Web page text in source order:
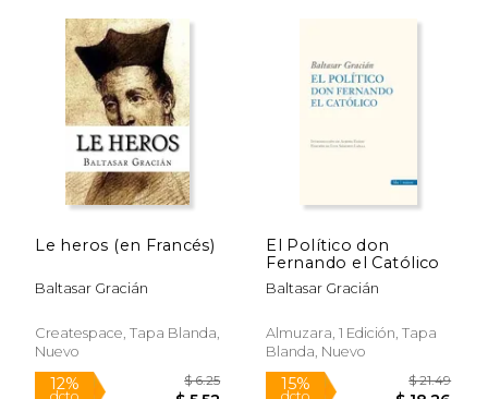
15%
dcto. dcto.
Le heros (en Francés)
Baltasar Gracián
Createspace, Tapa Blanda,
Nuevo
El Político don
Fernando el Católico
Baltasar Gracián
Almuzara, 1 Edición, Tapa
Blanda, Nuevo